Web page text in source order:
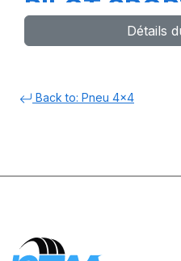
PILOT
Détails
Back to: Pneu 4x4